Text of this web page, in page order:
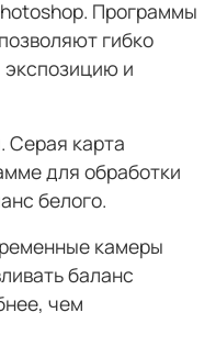
Программы
гибко
экспозицию и
Серая карта
для обработки
белого.
камеры
баланс
чем